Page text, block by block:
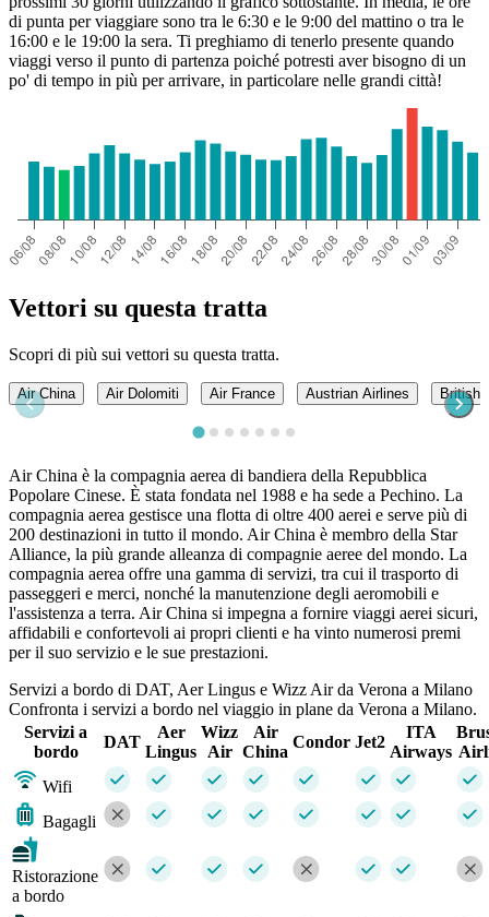
di punta per viaggiare sono tra le 6:30 e le 9:00 del mattino o tra le
16:00 e le 19:00 la sera. Ti preghiamo di tenerlo presente quando
viaggi verso il punto di partenza poiché potresti aver bisogno di un
po' di tempo in più per arrivare, in particolare nelle grandi città!
Vettori su questa tratta
Scopri di più sui vettori su questa tratta.
Air China Air Dolomiti Air France Austrian Airlines British
Air China è la compagnia aerea di bandiera della Repubblica
Popolare Cinese. È stata fondata nel 1988 e ha sede a Pechino. La
compagnia aerea gestisce una flotta di oltre 400 aerei e serve più di
200 destinazioni in tutto il mondo. Air China è membro della Star
Alliance, la più grande alleanza di compagnie aeree del mondo. La
compagnia aerea offre una gamma di servizi, tra cui il trasporto di
passeggeri e merci, nonché la manutenzione degli aeromobili e
l'assistenza a terra. Air China si impegna a fornire viaggi aerei sicuri,
affidabili e confortevoli ai propri clienti e ha vinto numerosi premi
per il suo servizio e le sue prestazioni.
Servizi a bordo di DAT, Aer Lingus e Wizz Air da Verona a Milano
Confronta i servizi a bordo nel viaggio in plane da Verona a Milano.
Servizi a
bordo
DAT
Aer
Lingus
Wizz
Air
Air
China
Condor Jet2
ITA
Airways
Wifi
Bagagli
Ristorazione
a bordo